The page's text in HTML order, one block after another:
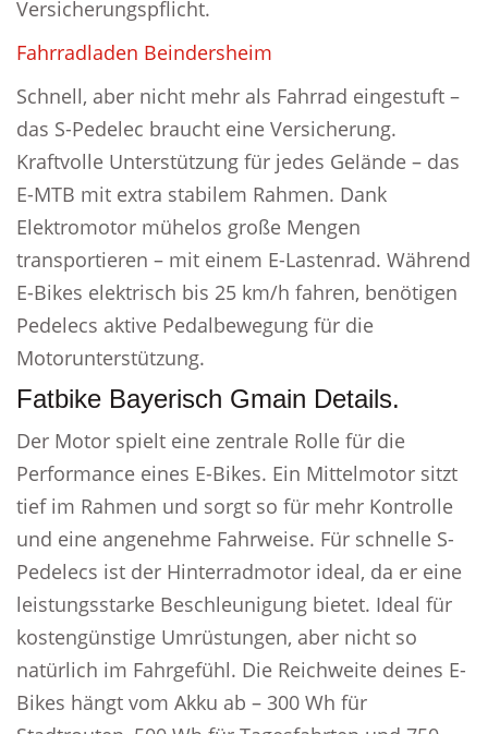
Versicherungspflicht.
Fahrradladen Beindersheim
Schnell, aber nicht mehr als Fahrrad eingestuft –
das S-Pedelec braucht eine Versicherung.
Kraftvolle Unterstützung für jedes Gelände – das
E-MTB mit extra stabilem Rahmen. Dank
Elektromotor mühelos große Mengen
transportieren – mit einem E-Lastenrad. Während
E-Bikes elektrisch bis 25 km/h fahren, benötigen
Pedelecs aktive Pedalbewegung für die
Motorunterstützung.
Fatbike Bayerisch Gmain Details.
Der Motor spielt eine zentrale Rolle für die
Performance eines E-Bikes. Ein Mittelmotor sitzt
tief im Rahmen und sorgt so für mehr Kontrolle
und eine angenehme Fahrweise. Für schnelle S-
Pedelecs ist der Hinterradmotor ideal, da er eine
leistungsstarke Beschleunigung bietet. Ideal für
kostengünstige Umrüstungen, aber nicht so
natürlich im Fahrgefühl. Die Reichweite deines E-
Bikes hängt vom Akku ab – 300 Wh für